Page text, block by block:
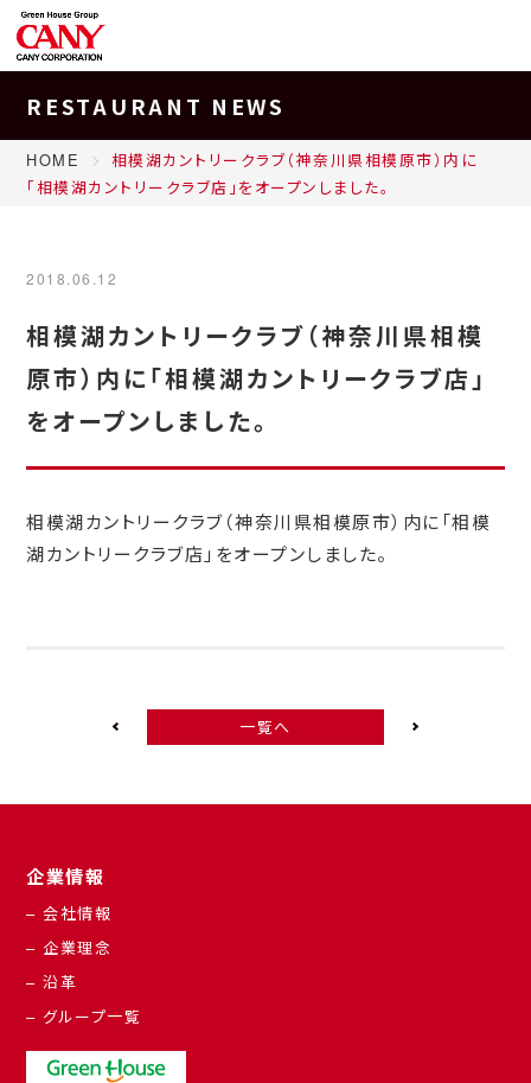
RESTAURANT NEWS
HOME
相模湖カントリークラブ（神奈川県相模原市）内に
「相模湖カントリークラブ店」をオープンしました。
2018.06.12
相模湖カントリークラブ（神奈川県相模
原市）内に「相模湖カントリークラブ店」
をオープンしました。
相模湖カントリークラブ（神奈川県相模原市）内に「相模
湖カントリークラブ店」をオープンしました。
一覧へ
企業情報
– 会社情報
– 企業理念
– 沿革
– グループ一覧